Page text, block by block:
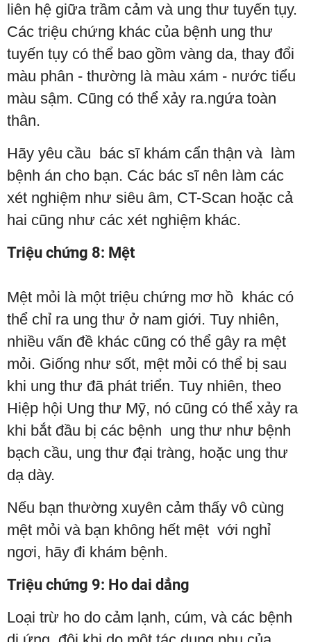
liên hệ giữa trầm cảm và ung thư tuyến tụy.
Các triệu chứng khác của bệnh ung thư
tuyến tụy có thể bao gồm vàng da, thay đổi
màu phân - thường là màu xám - nước tiểu
màu sậm. Cũng có thể xảy ra.ngứa toàn
thân.
Hãy yêu cầu bác sĩ khám cẩn thận và làm
bệnh án cho bạn. Các bác sĩ nên làm các
xét nghiệm như siêu âm, CT-Scan hoặc cả
hai cũng như các xét nghiệm khác.
Triệu chứng 8: Mệt
Mệt mỏi là một triệu chứng mơ hồ khác có
thể chỉ ra ung thư ở nam giới. Tuy nhiên,
nhiều vấn đề khác cũng có thể gây ra mệt
mỏi. Giống như sốt, mệt mỏi có thể bị sau
khi ung thư đã phát triển. Tuy nhiên, theo
Hiệp hội Ung thư Mỹ, nó cũng có thể xảy ra
khi bắt đầu bị các bệnh ung thư như bệnh
bạch cầu, ung thư đại tràng, hoặc ung thư
dạ dày.
Nếu bạn thường xuyên cảm thấy vô cùng
mệt mỏi và bạn không hết mệt với nghỉ
ngơi, hãy đi khám bệnh.
Triệu chứng 9: Ho dai dẳng
Loại trừ ho do cảm lạnh, cúm, và các bệnh